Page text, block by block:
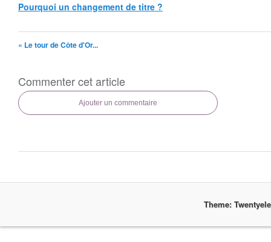
Pourquoi un changement de titre ?
« Le tour de Côte d'Or...
Commenter cet article
Ajouter un commentaire
Theme: